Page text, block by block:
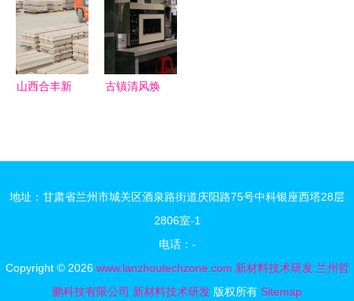
——副校长
张骁勇带队
赴陕西海格
瑞恩能源技
合材料关键
技术成果评
价会在泰安
成功举办
山西合丰新
研发步伐
古镇清风焕
地址：甘肃省兰州市城关区酒泉路街道庆阳路75号中科银座西塔28层
2806室-1
电话：-
Copyright © 2026 www.lanzhoutechzone.com 新材料技术研发 兰州哲
鹏科技有限公司 新材料技术研发 版权所有 Sitemap